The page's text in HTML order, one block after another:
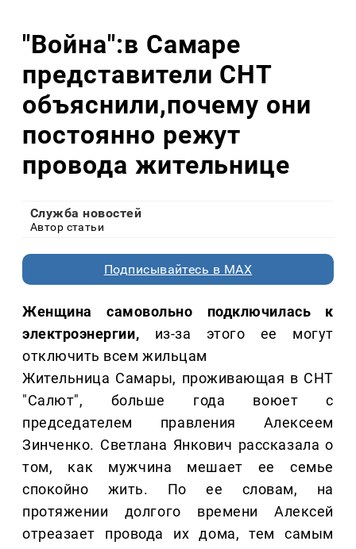
"Война":в Самаре
представители СНТ
объяснили,почему они
постоянно режут
провода жительнице
Служба новостей
Автор статьи
Подписывайтесь в MAX
Женщина самовольно подключилась к
электроэнергии, из-за этого ее могут
отключить всем жильцам
Жительница Самары, проживающая в СНТ
"Салют", больше года воюет с
председателем правления Алексеем
Зинченко. Светлана Янкович рассказала о
том, как мужчина мешает ее семье
спокойно жить. По ее словам, на
протяжении долгого времени Алексей
отреазает провода их дома, тем самым